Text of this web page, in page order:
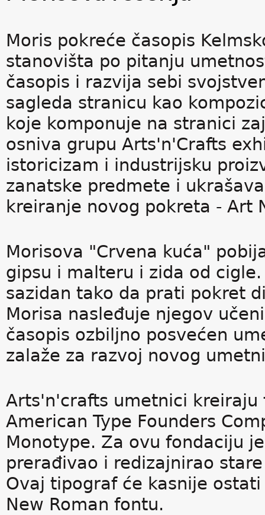
Moris pokreće časopis
stanovišta po pitanju
časopis i razvija sebi
sagleda stranicu kao
koje komponuje na stranici
osniva grupu Arts'n'Crafts
istoricizam i industrijsku
zanatske predmete i
kreiranje novog pokreta - Art
Morisova "Crvena kuća"
gipsu i malteru i zida od
sazidan tako da prati pokret
Morisa nasleđuje njegov
časopis ozbiljno posvećen
zalaže za razvoj novog
Arts'n'crafts umetnici
American Type Founders
Monotype. Za ovu fondaciju
prerađivao i redizajnirao
Ovaj tipograf će kasnije
New Roman fontu.